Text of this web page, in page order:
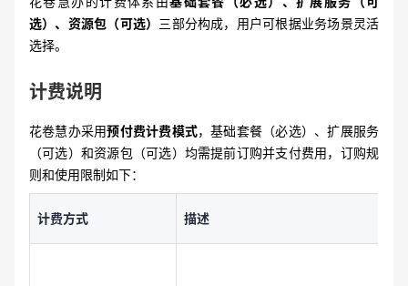
选）、资源包（可选） 三部分构成，用户可根据业务场景灵活
选择。
计费说明
花卷慧办采用预付费计费模式，基础套餐（必选）、扩展服务
（可选）和资源包（可选）均需提前订购并支付费用，订购规
则和使用限制如下：
计费方式 描述